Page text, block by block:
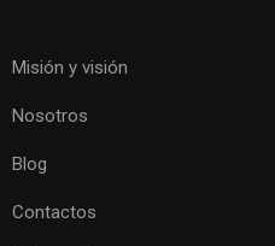
Misión y visión
Nosotros
Blog
Contactos